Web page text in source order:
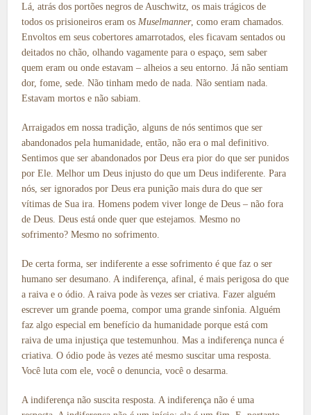
Lá, atrás dos portões negros de Auschwitz, os mais trágicos de
todos os prisioneiros eram os Muselmanner, como eram chamados.
Envoltos em seus cobertores amarrotados, eles ficavam sentados ou
deitados no chão, olhando vagamente para o espaço, sem saber
quem eram ou onde estavam – alheios a seu entorno. Já não sentiam
dor, fome, sede. Não tinham medo de nada. Não sentiam nada.
Estavam mortos e não sabiam.
Arraigados em nossa tradição, alguns de nós sentimos que ser
abandonados pela humanidade, então, não era o mal definitivo.
Sentimos que ser abandonados por Deus era pior do que ser punidos
por Ele. Melhor um Deus injusto do que um Deus indiferente. Para
nós, ser ignorados por Deus era punição mais dura do que ser
vítimas de Sua ira. Homens podem viver longe de Deus – não fora
de Deus. Deus está onde quer que estejamos. Mesmo no
sofrimento? Mesmo no sofrimento.
De certa forma, ser indiferente a esse sofrimento é que faz o ser
humano ser desumano. A indiferença, afinal, é mais perigosa do que
a raiva e o ódio. A raiva pode às vezes ser criativa. Fazer alguém
escrever um grande poema, compor uma grande sinfonia. Alguém
faz algo especial em benefício da humanidade porque está com
raiva de uma injustiça que testemunhou. Mas a indiferença nunca é
criativa. O ódio pode às vezes até mesmo suscitar uma resposta.
Você luta com ele, você o denuncia, você o desarma.
A indiferença não suscita resposta. A indiferença não é uma